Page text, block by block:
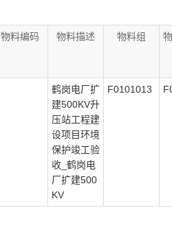
物料编码 物料描述 物料组
鹤岗电厂扩
建500KV升
压站工程建
设项目环境
保护竣工验
收_鹤岗电
厂扩建500
KV
F0101013